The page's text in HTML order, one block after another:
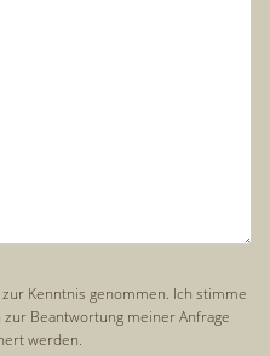
zur Kenntnis genommen. Ich stimme
zur Beantwortung meiner Anfrage
werden.